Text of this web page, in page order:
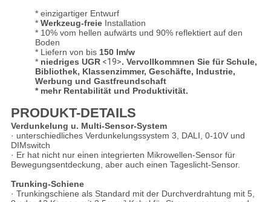
* einzigartiger Entwurf
* Werkzeug-freie Installation
* 10% vom hellen aufwärts und 90% reflektiert auf den
Boden
* Liefern von bis 150 lm/w
* niedriges UGR<19>. Vervollkommnen Sie für Schule,
Bibliothek, Klassenzimmer, Geschäfte, Industrie,
Werbung und Gastfreundschaft
* mehr Rentabilität und Produktivität.
PRODUKT-DETAILS
Verdunkelung u. Multi-Sensor-System
· unterschiedliches Verdunkelungssystem 3, DALI, 0-10V und
DIMswitch
· Er hat nicht nur einen integrierten Mikrowellen-Sensor für
Bewegungsentdeckung, aber auch einen Tageslicht-Sensor.
Trunking-Schiene
· Trunkingschiene als Standard mit der Durchverdrahtung mit 5,